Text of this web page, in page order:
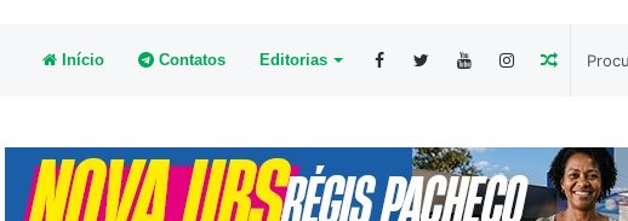
Início Contatos Editorias Artigo